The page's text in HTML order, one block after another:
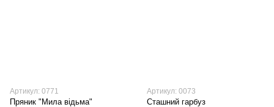
Артикул: 0771
Пряник "Мила відьма"
Артикул: 0073
Сташний гарбуз